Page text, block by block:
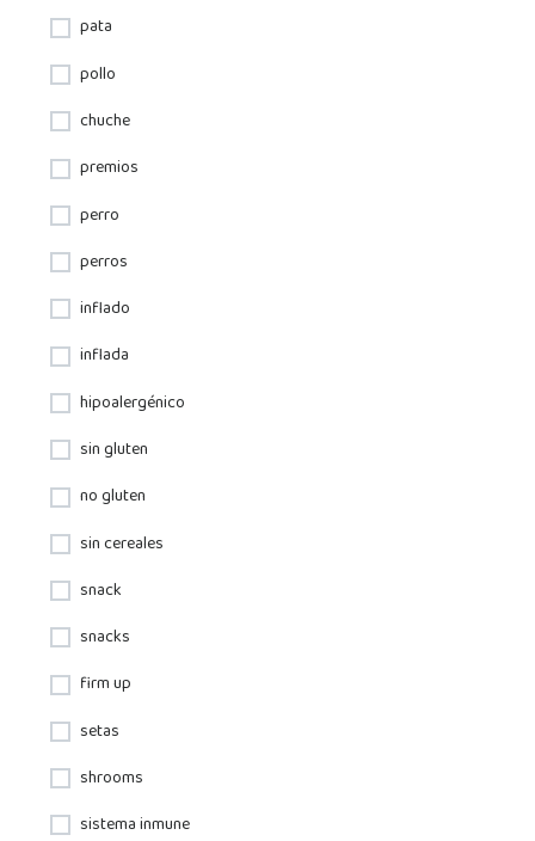
pata
pollo
chuche
premios
perro
perros
inflado
inflada
hipoalergénico
sin gluten
no gluten
sin cereales
snack
snacks
firm up
setas
shrooms
sistema inmune